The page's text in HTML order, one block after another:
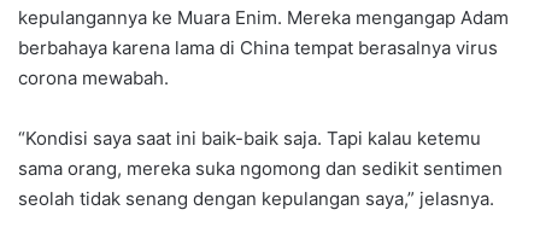
kepulangannya ke Muara Enim. Mereka mengangap Adam
berbahaya karena lama di China tempat berasalnya virus
corona mewabah.
“Kondisi saya saat ini baik-baik saja. Tapi kalau ketemu
sama orang, mereka suka ngomong dan sedikit sentimen
seolah tidak senang dengan kepulangan saya,” jelasnya.